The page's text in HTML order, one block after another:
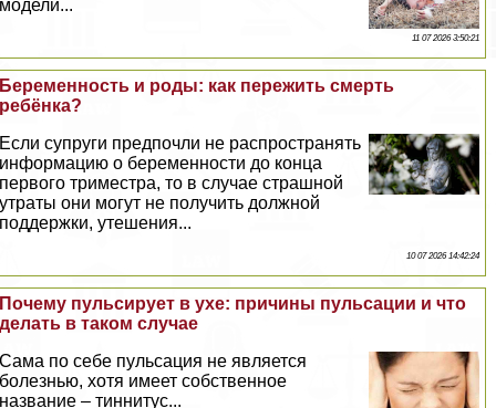
модели...
11 07 2026 3:50:21
Беременность и роды: как пережить cмepть
ребёнка?
Если супруги предпочли не распространять
информацию о беременности до конца
первого триместра, то в случае страшной
утраты они могут не получить должной
поддержки, утешения...
10 07 2026 14:42:24
Почему пульсирует в ухе: причины пульсации и что
делать в таком случае
Сама по себе пульсация не является
болезнью, хотя имеет собственное
название – тиннитус...